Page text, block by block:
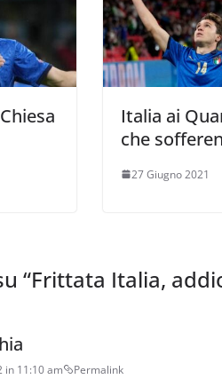
Italia ai
che
27 Giugno 2021
“Frittata Italia,
in 11:10 am Permalink